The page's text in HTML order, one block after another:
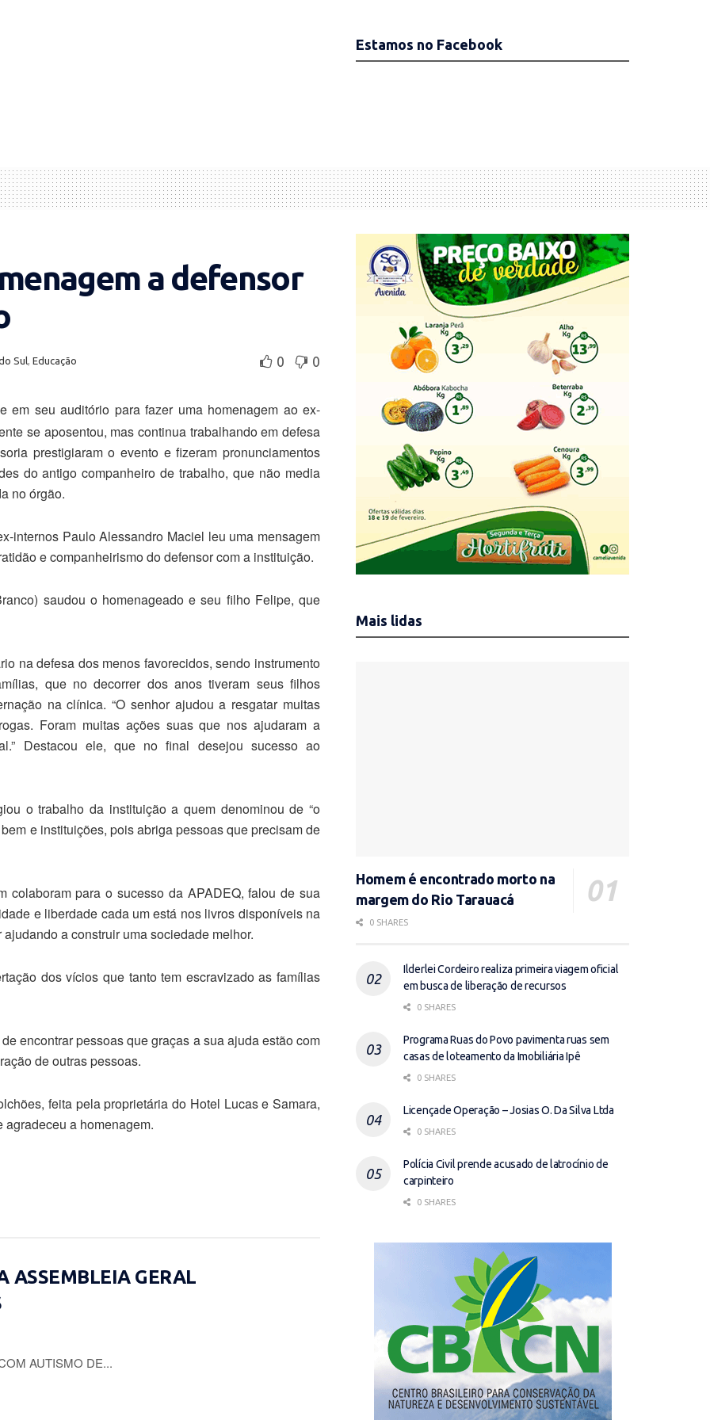
Estamos no Facebook
a defensor
Sul, Educação 0 0
em seu auditório para fazer uma homenagem ao ex-
se aposentou, mas continua trabalhando em defesa
prestigiaram o evento e fizeram pronunciamentos
do antigo companheiro de trabalho, que não media
no órgão.
internos Paulo Alessandro Maciel leu uma mensagem
e companheirismo do defensor com a instituição.
saudou o homenageado e seu filho Felipe, que
na defesa dos menos favorecidos, sendo instrumento
que no decorrer dos anos tiveram seus filhos
na clínica. “O senhor ajudou a resgatar muitas
Foram muitas ações suas que nos ajudaram a
Destacou ele, que no final desejou sucesso ao
o trabalho da instituição a quem denominou de “o
e instituições, pois abriga pessoas que precisam de
colaboram para o sucesso da APADEQ, falou de sua
e liberdade cada um está nos livros disponíveis na
a construir uma sociedade melhor.
dos vícios que tanto tem escravizado as famílias
encontrar pessoas que graças a sua ajuda estão com
de outras pessoas.
feita pela proprietária do Hotel Lucas e Samara,
a homenagem.
ASSEMBLEIA GERAL
AUTISMO DE...
Mais lidas
Homem é encontrado morto na
margem do Rio Tarauacá
0 SHARES
Ilderlei Cordeiro realiza primeira viagem oficial
em busca de liberação de recursos
0 SHARES
Programa Ruas do Povo pavimenta ruas sem
casas de loteamento da Imobiliária Ipê
0 SHARES
Licençade Operação – Josias O. Da Silva Ltda
0 SHARES
Polícia Civil prende acusado de latrocínio de
carpinteiro
0 SHARES